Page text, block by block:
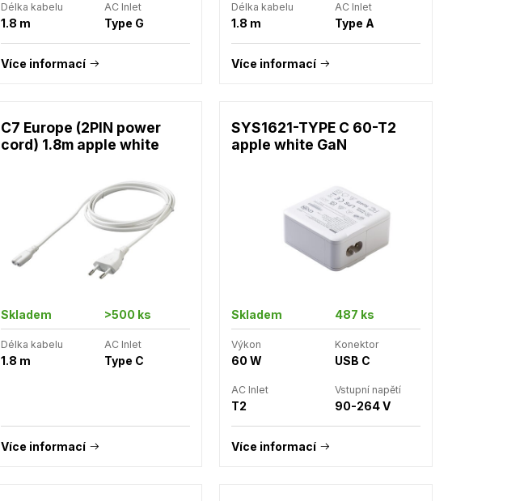
Délka kabelu
1.8 m
AC Inlet
Type G
Více informací
Délka kabelu
1.8 m
AC Inlet
Type A
Více informací
C7 Europe (2PIN power
cord) 1.8m apple white
Skladem >500 ks
Délka kabelu
1.8 m
AC Inlet
Type C
Více informací
SYS1621-TYPE C 60-T2
apple white GaN
Skladem 487 ks
Výkon
60 W
Konektor
USB C
AC Inlet
T2
Vstupní napětí
90-264 V
Více informací